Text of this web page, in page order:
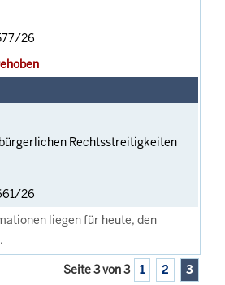
26
Rechtsstreitigkeiten
26
liegen für heute, den
Seite 3 von 3 1 2 3